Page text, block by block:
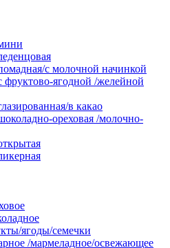
с молочной начинкой
фруктово-ягодной /желейной
в какао
ореховая /молочно-
ягоды/семечки
/мармеладное/освежающее